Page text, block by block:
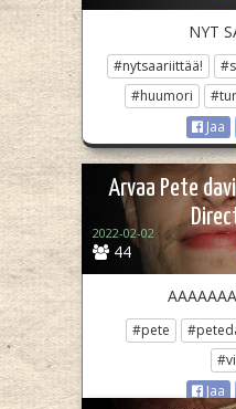
NYT
#nytsaariittää!
#huumori
Jaa
Arvaa Pete
44
2022-02-02
#pete
Jaa